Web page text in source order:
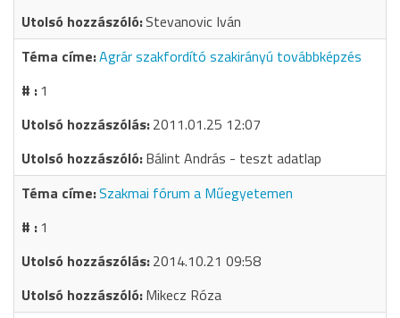
Stevanovic Iván
Agrár szakfordító szakirányú továbbképzés
1
2011.01.25 12:07
Bálint András - teszt adatlap
Szakmai fórum a Műegyetemen
1
2014.10.21 09:58
Mikecz Róza